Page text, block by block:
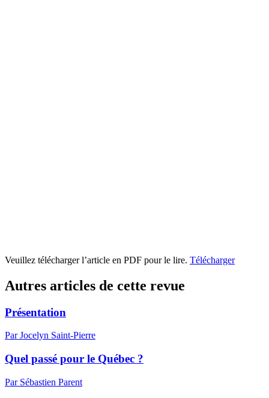
Veuillez télécharger l’article en PDF pour le lire. Télécharger
Autres articles de cette revue
Présentation
Par Jocelyn Saint-Pierre
Quel passé pour le Québec ?
Par Sébastien Parent